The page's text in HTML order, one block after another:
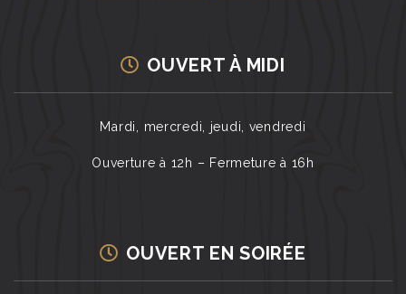
OUVERT À MIDI
Mardi, mercredi, jeudi, vendredi
Ouverture à 12h – Fermeture à 16h
OUVERT EN SOIRÉE